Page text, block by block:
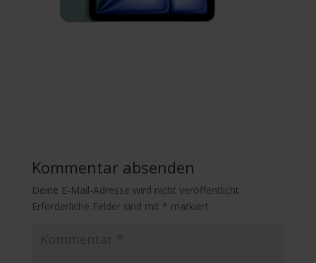
Kommentar absenden
Deine E-Mail-Adresse wird nicht veröffentlicht.
Erforderliche Felder sind mit * markiert